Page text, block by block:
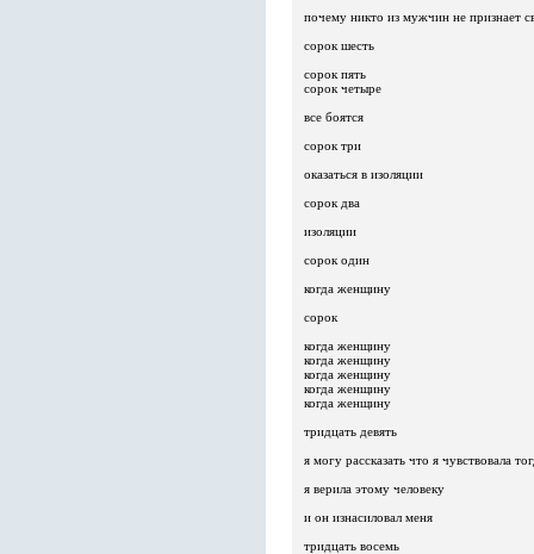
почему никто из мужчин не признает
сорок шесть
сорок пять
сорок четыре
все боятся
сорок три
оказаться в изоляции
сорок два
изоляции
сорок один
когда женщину
сорок
когда женщину
когда женщину
когда женщину
когда женщину
когда женщину
тридцать девять
я могу рассказать что я чувствовала
я верила этому человеку
и он изнасиловал меня
тридцать восемь